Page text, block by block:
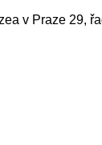
v Praze 29,